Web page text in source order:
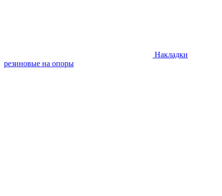
Накладки
резиновые на опоры